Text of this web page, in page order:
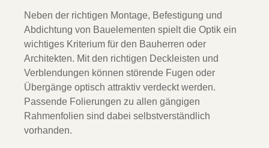
Neben der richtigen Montage, Befestigung und
Abdichtung von Bauelementen spielt die Optik ein
wichtiges Kriterium für den Bauherren oder
Architekten. Mit den richtigen Deckleisten und
Verblendungen können störende Fugen oder
Übergänge optisch attraktiv verdeckt werden.
Passende Folierungen zu allen gängigen
Rahmenfolien sind dabei selbstverständlich
vorhanden.